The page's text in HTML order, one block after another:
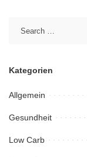
Kategorien
Allgemein
Gesundheit
Low Carb